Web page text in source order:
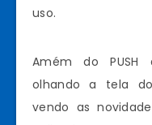
uso.
Amém do PUSH
olhando a tela
vendo as